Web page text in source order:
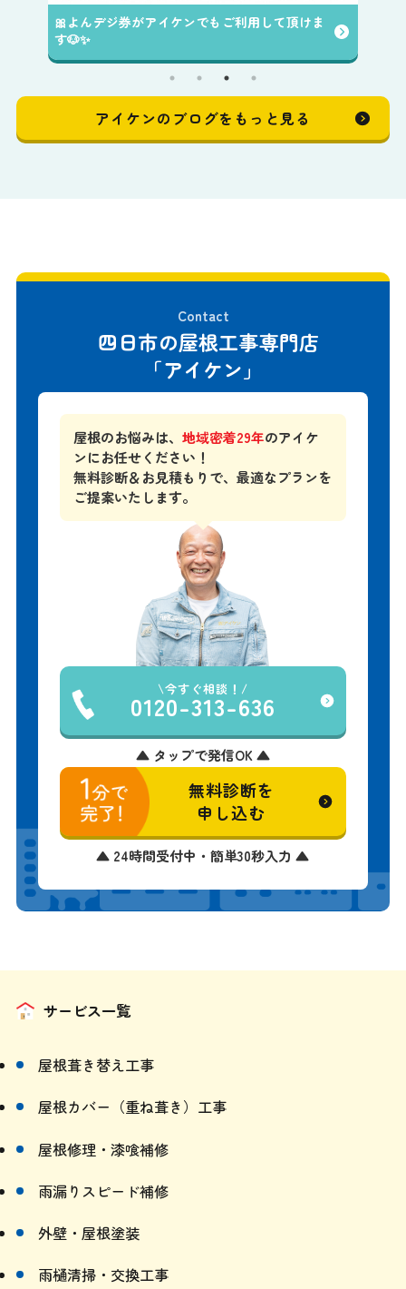
🎀よんデジ券がアイケンでもご利用して頂けま
す🐶✨️
アイケンのブログをもっと見る
Contact
四日市の屋根工事専門店
「アイケン」
屋根のお悩みは、地域密着29年のアイケ
ンにお任せください！
無料診断＆お見積もりで、最適なプランを
ご提案いたします。
今すぐ相談！
0120-313-636
▲ タップで発信OK ▲
無料診断を
申し込む
▲ 24時間受付中・簡単30秒入力 ▲
サービス一覧
屋根葺き替え工事
屋根カバー（重ね葺き）工事
屋根修理・漆喰補修
雨漏りスピード補修
外壁・屋根塗装
雨樋清掃・交換工事